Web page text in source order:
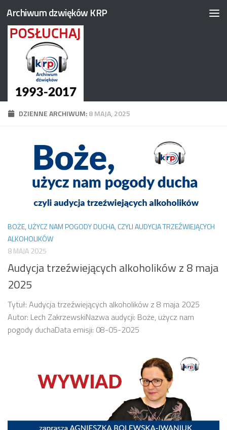
Przejdź do treści
Archiwum dzwięków KRP
DZIENNE ARCHIWUM:8 MAJA, 2025
BOŻE, UŻYCZ NAM POGODY DUCHA, CZYLI AUDYCJA TRZEŹWIEJĄCYCH
ALKOHOLIKÓW
8 MAJA 2025
Audycja trzeźwiejących alkoholików z 8 maja
2025
Tytuł: Audycja trzeźwiejących alkoholików z 8 maja 2025
Autor: Lech ZakrzewskiNazwa audycji: Boże, użycz nam
pogody duchaData emisji: 08-05-2025